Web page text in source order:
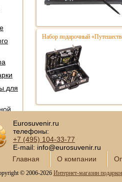
для
Набор подарочный
Eurosuvenir.ru
телефоны:
+7 (495) 104-33-77
E-mail: info@eurosuvenir.ru
Главная
О компании
© 2006-2026 Интернет-магазин